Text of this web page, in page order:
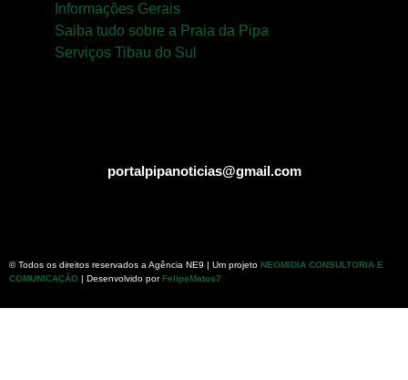
Informações Gerais
Saiba tudo sobre a Praia da Pipa
Serviços Tibau do Sul
portalpipanoticias@gmail.com
© Todos os direitos reservados a Agência NE9 | Um projeto NEOMIDIA CONSULTORIA E
COMUNICAÇÃO
| Desenvolvido por FelipeMatos7